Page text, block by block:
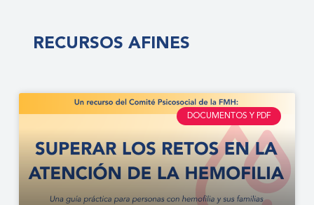
RECURSOS AFINES
DOCUMENTOS Y PDF